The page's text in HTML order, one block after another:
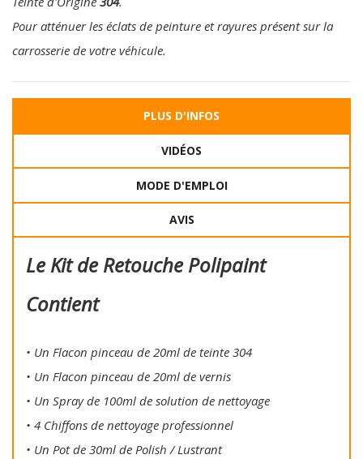
Pour atténuer les éclats de peinture et rayures présent sur la
carrosserie de votre véhicule.
PLUS D'INFOS
VIDÉOS
MODE D'EMPLOI
AVIS
Le Kit de Retouche Polipaint
Contient
• Un Flacon pinceau de 20ml de teinte 304
• Un Flacon pinceau de 20ml de vernis
• Un Spray de 100ml de solution de nettoyage
• 4 Chiffons de nettoyage professionnel
• Un Pot de 30ml de Polish / Lustrant